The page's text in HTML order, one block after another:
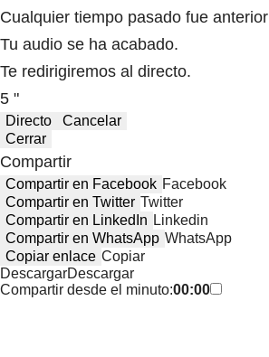
Cualquier tiempo pasado fue anterior
Tu audio se ha acabado.
Te redirigiremos al directo.
5 "
Directo
Cancelar
Cerrar
Compartir
Compartir en Facebook Facebook
Compartir en Twitter Twitter
Compartir en LinkedIn Linkedin
Compartir en WhatsApp WhatsApp
Copiar enlace Copiar
DescargarDescargar
Compartir desde el minuto:00:00